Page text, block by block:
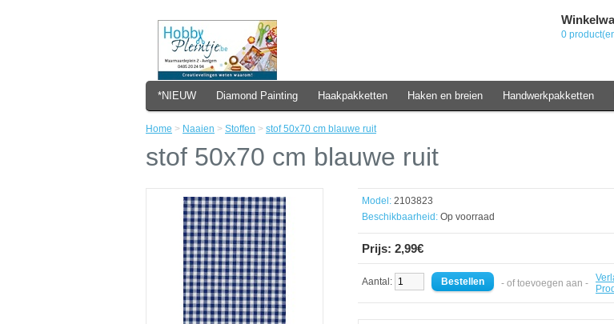
0
*NIEUW Diamond Painting Haakpakketten Haken en breien Handwerkpakketten
Home > Naaien > Stoffen > stof 50x70 cm blauwe ruit
stof 50x70 cm blauwe ruit
Model: 2103823
Beschikbaarheid: Op voorraad
Prijs: 2,99€
Aantal: - of toevoegen aan -